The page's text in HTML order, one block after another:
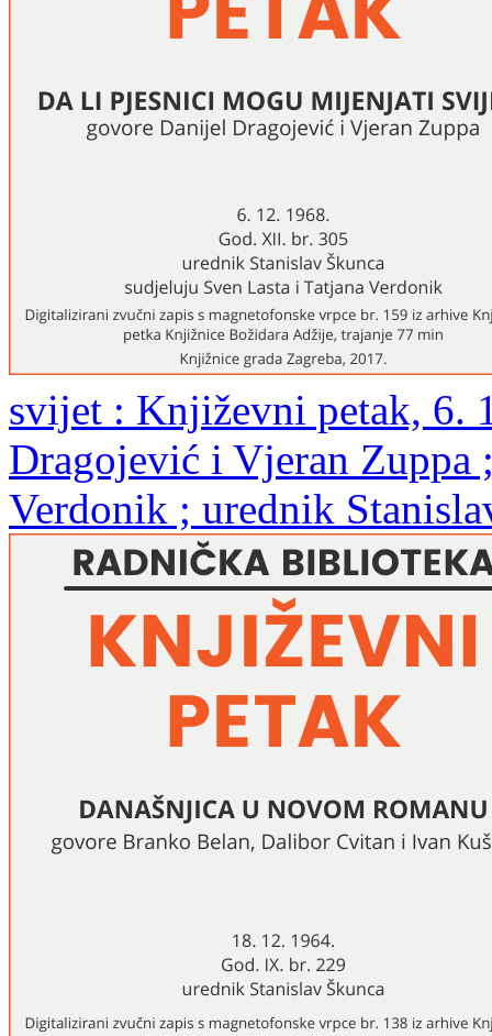
svijet : Književni petak, 6.
Dragojević i Vjeran Zuppa
Verdonik ; urednik